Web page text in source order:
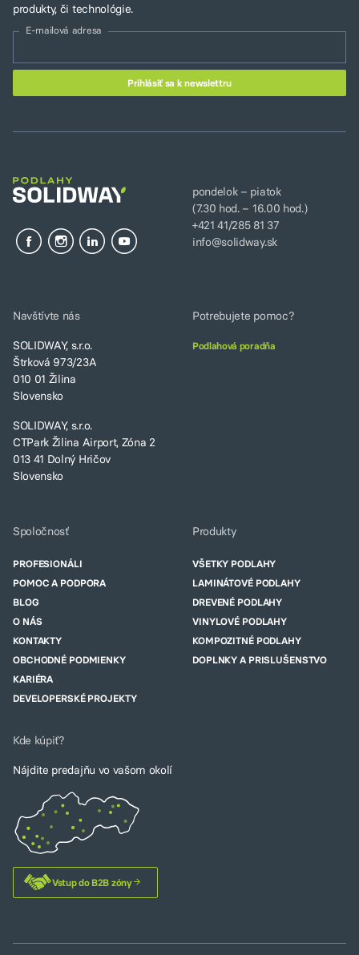
produkty, či technológie.
E-mailová adresa
pondelok – piatok
(7.30 hod. – 16.00 hod.)
+421 41/285 81 37
info@solidway.sk
Navštívte nás
SOLIDWAY, s.r.o.
Štrková 973/23A
010 01 Žilina
Slovensko
SOLIDWAY, s.r.o.
CTPark Žilina Airport, Zóna 2
013 41 Dolný Hričov
Slovensko
Potrebujete pomoc?
Podlahová poradňa
Spoločnosť
PROFESIONÁLI
POMOC A PODPORA
BLOG
O NÁS
KONTAKTY
OBCHODNÉ PODMIENKY
KARIÉRA
DEVELOPERSKÉ PROJEKTY
Produkty
VŠETKY PODLAHY
LAMINÁTOVÉ PODLAHY
DREVENÉ PODLAHY
VINYLOVÉ PODLAHY
KOMPOZITNÉ PODLAHY
DOPLNKY A PRISLUŠENSTVO
Kde kúpiť?
Nájdite predajňu vo vašom okolí
Vstup do B2B zóny